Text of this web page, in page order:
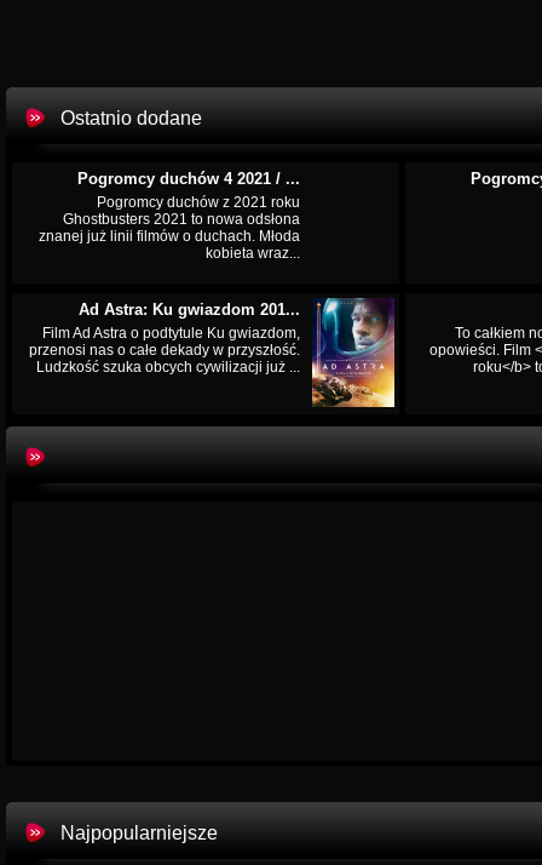
Ostatnio dodane
Pogromcy duchów 4 2021 / ...
Pogromcy duchów z 2021 roku
Ghostbusters 2021 to nowa odsłona
znanej już linii filmów o duchach. Młoda
kobieta wraz...
Ad Astra: Ku gwiazdom 201...
Film Ad Astra o podtytule Ku gwiazdom,
przenosi nas o całe dekady w przyszłość.
Ludzkość szuka obcych cywilizacji już ...
To całkiem
opowieści. Film
roku</b>
Najpopularniejsze